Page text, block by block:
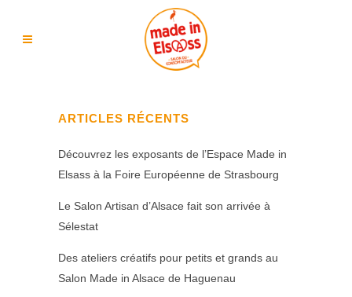
ARTICLES RÉCENTS
Découvrez les exposants de l’Espace Made in
Elsass à la Foire Européenne de Strasbourg
Le Salon Artisan d’Alsace fait son arrivée à
Sélestat
Des ateliers créatifs pour petits et grands au
Salon Made in Alsace de Haguenau